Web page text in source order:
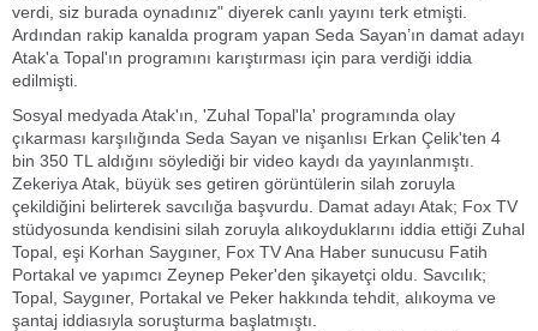
verdi, siz burada oynadınız" diyerek canlı yayını terk etmişti.
Ardından rakip kanalda program yapan Seda Sayan’ın damat adayı
Atak'a Topal'ın programını karıştırması için para verdiği iddia
edilmişti.
Sosyal medyada Atak'ın, 'Zuhal Topal'la' programında olay
çıkarması karşılığında Seda Sayan ve nişanlısı Erkan Çelik'ten 4
bin 350 TL aldığını söylediği bir video kaydı da yayınlanmıştı.
Zekeriya Atak, büyük ses getiren görüntülerin silah zoruyla
çekildiğini belirterek savcılığa başvurdu. Damat adayı Atak; Fox TV
stüdyosunda kendisini silah zoruyla alıkoyduklarını iddia ettiği Zuhal
Topal, eşi Korhan Saygıner, Fox TV Ana Haber sunucusu Fatih
Portakal ve yapımcı Zeynep Peker'den şikayetçi oldu. Savcılık;
Topal, Saygıner, Portakal ve Peker hakkında tehdit, alıkoyma ve
şantaj iddiasıyla soruşturma başlatmıştı.